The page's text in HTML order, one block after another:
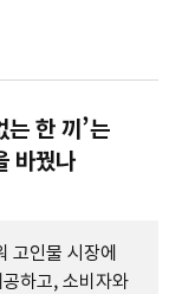
는 한 끼’는
바꿨나
고인물 시장에
하고, 소비자와